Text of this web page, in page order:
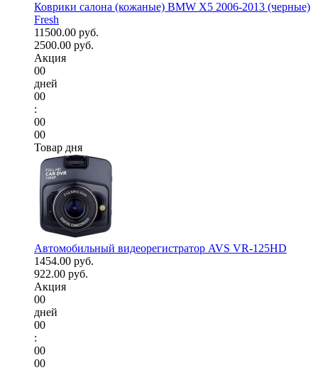
Коврики салона (кожаные) BMW X5 2006-2013 (черные)
Fresh
11500.00 руб.
2500.00 руб.
Акция
00
дней
00
:
00
00
Товар дня
Автомобильный видеорегистратор AVS VR-125HD
1454.00 руб.
922.00 руб.
Акция
00
дней
00
:
00
00